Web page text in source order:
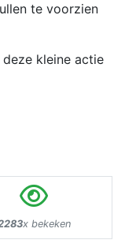
te voorzien
kleine actie
x bekeken